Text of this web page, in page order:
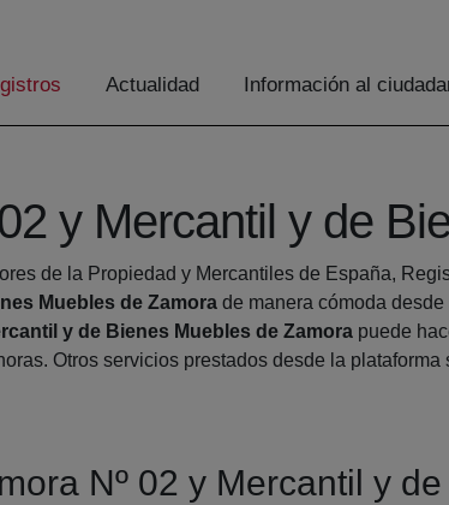
Actualidad Información al
y Mercantil y de
de la Propiedad y Mercantiles de España,
Muebles de Zamora de manera cómoda
y de Bienes Muebles de Zamora puede
Otros servicios prestados desde la
Nº 02 y Mercantil y